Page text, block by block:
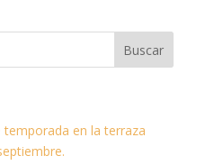
temporada en la terraza